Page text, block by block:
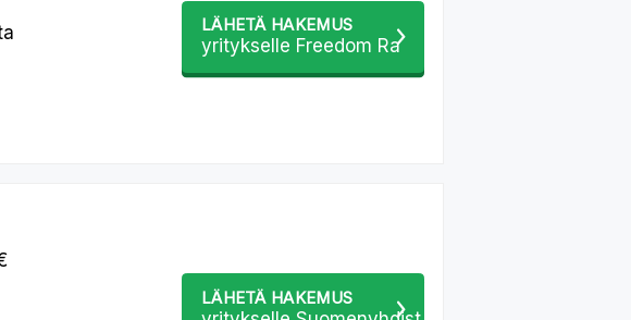
LÄHETÄ HAKEMUS
yritykselle Freedom Ra
LÄHETÄ HAKEMUS